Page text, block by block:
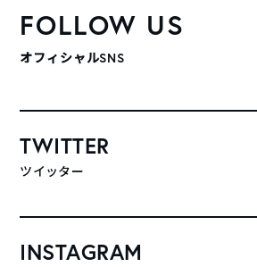
FOLLOW US
オフィシャルSNS
TWITTER
ツイッター
INSTAGRAM